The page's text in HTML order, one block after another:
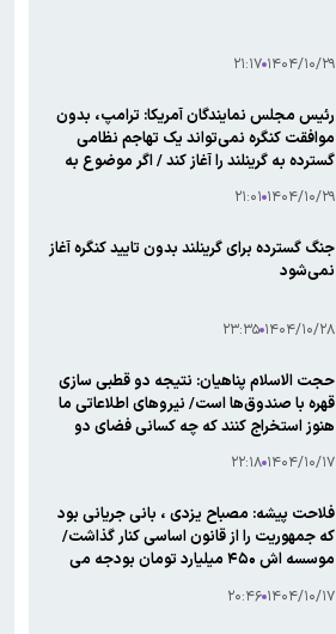
۱۴۰۴/۱۰/۲۹ ۲۱:۱۷
رئیس مجلس نمایندگان آمریکا: ترامپ، بدون
موافقت کنگره نمی‌تواند یک تهاجم نظامی
گسترده به گرینلند را آغاز کند / اگر موضوع به
کنگره را درگیر کرد
۱۴۰۴/۱۰/۲۹ ۲۱:۰۱
جنگ گسترده برای گرینلند بدون تایید کنگره آغاز
نمی‌شود
۱۴۰۴/۱۰/۲۸ ۲۳:۳۵
حجت الاسلام پناهیان: نتیجه دو قطبی سازی
قهره با صندوق‌ها است/ نیروهای اطلاعاتی ما
هنوز استخراج کنند که چه کسانی فضای دو
صهیونیست‌ها باشد
۱۴۰۴/۱۰/۱۷ ۲۲:۱۸
فلاحت پیشه: مصباح یزدی ، بانی جریانی بود
که جمهوریت را از قانون اساسی کنار گذاشت/
موسسه اش ۴۵۰ میلیارد تومان بودجه می
۱۴۰۴/۱۰/۱۷ ۲۰:۴۶